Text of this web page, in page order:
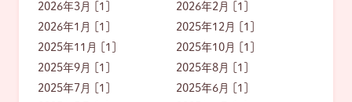
2026年3月 [1]
2026年2月 [1]
2026年1月 [1]
2025年12月 [1]
2025年11月 [1]
2025年10月 [1]
2025年9月 [1]
2025年8月 [1]
2025年7月 [1]
2025年6月 [1]